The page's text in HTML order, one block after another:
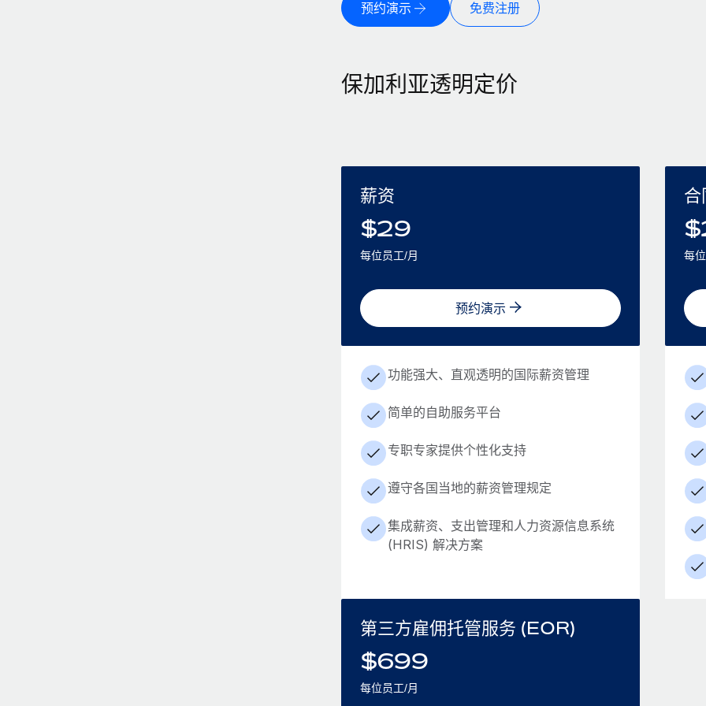
预约演示 免费注册
保加利亚透明定价
薪资
$29
每位员工/月
预约演示
功能强大、直观透明的国际薪资管理
简单的自助服务平台
专职专家提供个性化支持
遵守各国当地的薪资管理规定
集成薪资、支出管理和人力资源信息系统
(HRIS) 解决方案
合
$
每
第三方雇佣托管服务 (EOR)
$699
每位员工/月